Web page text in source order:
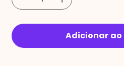
Adicionar